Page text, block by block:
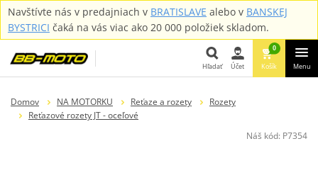
Navštívte nás v predajniach v BRATISLAVE alebo v BANSKEJ
BYSTRICI čaká na vás viac ako 20 000 položiek skladom.
Hľadať Účet
0
Košík Menu
Domov NA MOTORKU Reťaze a rozety
Rozety
Reťazové rozety JT - oceľové
Náš kód: P7354